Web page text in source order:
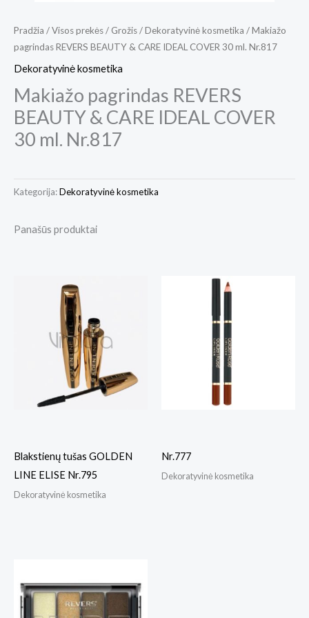
Pradžia /Visos prekės/ Grožis/Dekoratyvinė kosmetika / Makiažo
pagrindas REVERS BEAUTY & CARE IDEAL COVER 30 ml. Nr.817
Dekoratyvinė kosmetika
Makiažo pagrindas REVERS
BEAUTY & CARE IDEAL COVER
30 ml. Nr.817
Kategorija:Dekoratyvinė kosmetika
Panašūs produktai
Blakstienų tušas GOLDEN
LINE ELISE Nr.795
Dekoratyvinė kosmetika
Nr.777
Dekoratyvinė kosmetika